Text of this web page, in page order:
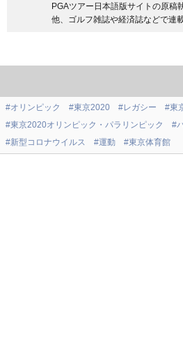
PGAツアー日本語版サイトの原稿
他、ゴルフ雑誌や経済誌などで連
#オリンピック #東京2020 #レガシー
#東
#東京2020オリンピック・パラリンピック
#
#新型コロナウイルス
#運動 #東京体育館